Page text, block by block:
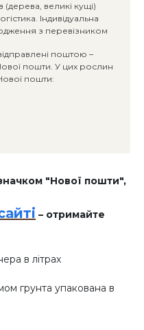
великі кущі)
Індивідуальна
з перевізником
поштою –
пошти. У цих рослин
пошти:
"Нової пошти",
– отримайте
в літрах
грунта упакована в